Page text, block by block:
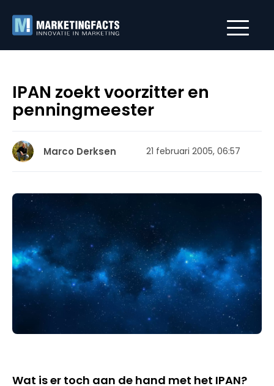
IPAN zoekt voorzitter en
penningmeester
Marco Derksen 21 februari 2005, 06:57
Wat is er toch aan de hand met het IPAN?